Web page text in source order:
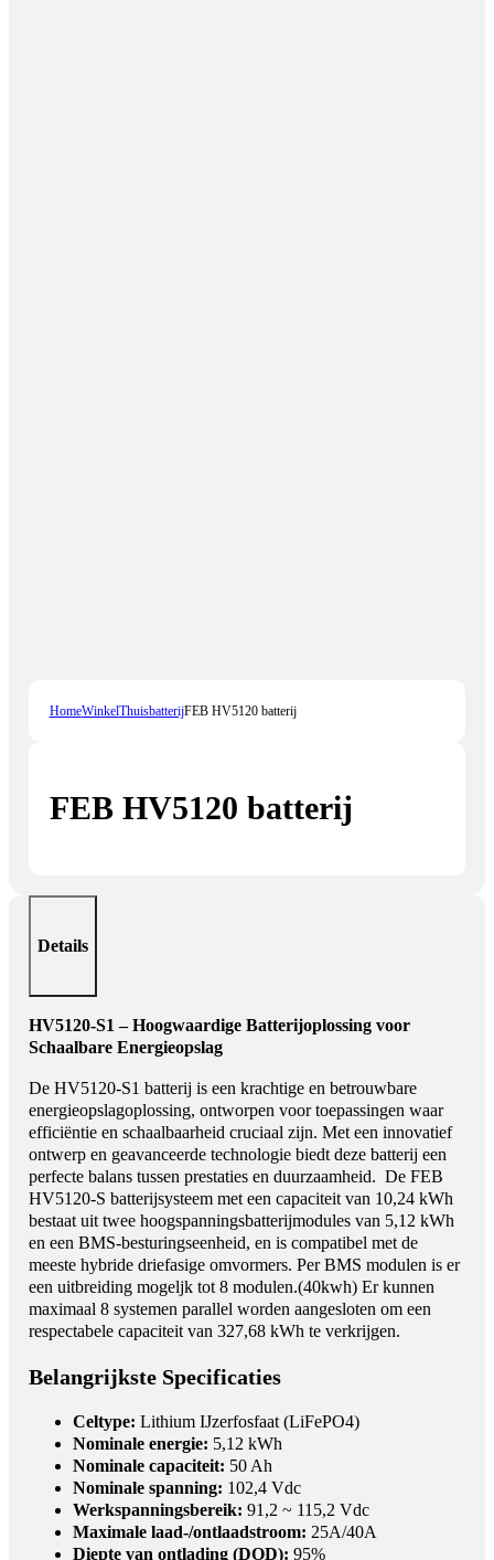
HomeWinkelThuisbatterijFEB HV5120 batterij
FEB HV5120 batterij
Details
HV5120-S1 – Hoogwaardige Batterijoplossing voor
Schaalbare Energieopslag
De HV5120-S1 batterij is een krachtige en betrouwbare
energieopslagoplossing, ontworpen voor toepassingen waar
efficiëntie en schaalbaarheid cruciaal zijn. Met een innovatief
ontwerp en geavanceerde technologie biedt deze batterij een
perfecte balans tussen prestaties en duurzaamheid. De FEB
HV5120-S batterijsysteem met een capaciteit van 10,24 kWh
bestaat uit twee hoogspanningsbatterijmodules van 5,12 kWh
en een BMS-besturingseenheid, en is compatibel met de
meeste hybride driefasige omvormers. Per BMS modulen is er
een uitbreiding mogeljk tot 8 modulen.(40kwh) Er kunnen
maximaal 8 systemen parallel worden aangesloten om een ​​
respectabele capaciteit van 327,68 kWh te verkrijgen.
Belangrijkste Specificaties
Celtype: Lithium IJzerfosfaat (LiFePO4)
Nominale energie: 5,12 kWh
Nominale capaciteit: 50 Ah
Nominale spanning: 102,4 Vdc
Werkspanningsbereik: 91,2 ~ 115,2 Vdc
Maximale laad-/ontlaadstroom: 25A/40A
Diepte van ontlading (DOD): 95%